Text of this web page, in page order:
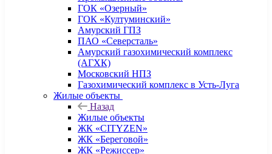
ГОК «Озерный»
ГОК «Култуминский»
Амурский ГПЗ
ПАО «Северсталь»
Амурский газохимический комплекс
(АГХК)
Московский НПЗ
Газохимический комплекс в Усть-Луга
Жилые объекты
Назад
Жилые объекты
ЖК «CITYZEN»
ЖК «Береговой»
ЖК «Режиссер»